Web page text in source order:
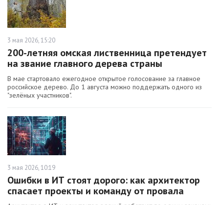
3 мая 2026, 15:20
200-летняя омская лиственница претендует
на звание главного дерева страны
В мае стартовало ежегодное открытое голосование за главное
российское дерево. До 1 августа можно поддержать одного из
"зелёных участников".
3 мая 2026, 10:19
Ошибки в ИТ стоят дорого: как архитектор
спасает проекты и команду от провала